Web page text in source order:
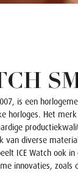
is een
horloges. Het
van diverse
ICE Watch ook
innovaties, zoals